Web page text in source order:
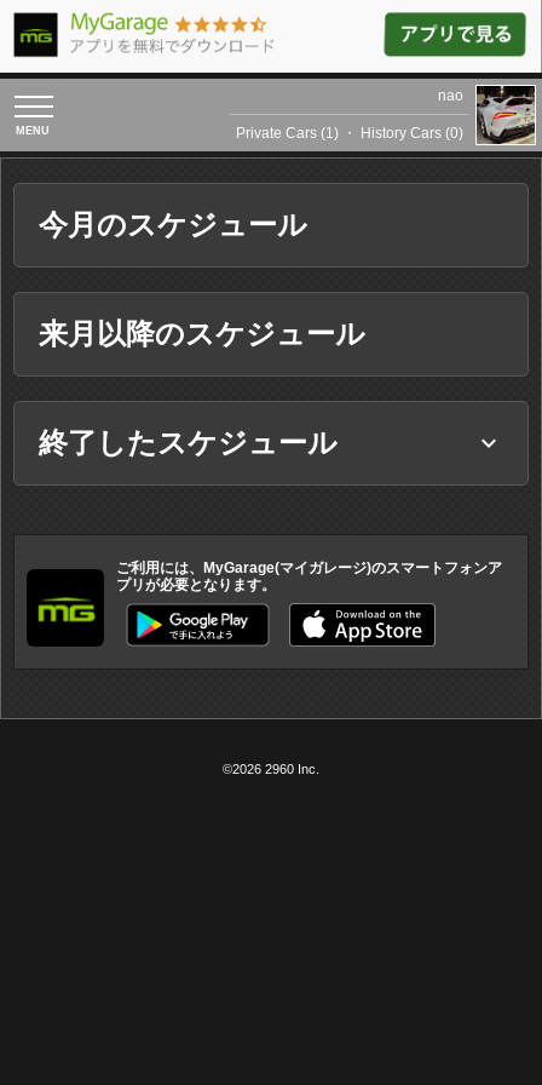
toggle
navigation
nao
Private Cars (1) ・ History Cars (0)
今月のスケジュール
来月以降のスケジュール
終了したスケジュール keyboard_arrow_down
ご利用には、MyGarage(マイガレージ)のスマートフォンア
プリが必要となります。
©2026 2960 Inc.